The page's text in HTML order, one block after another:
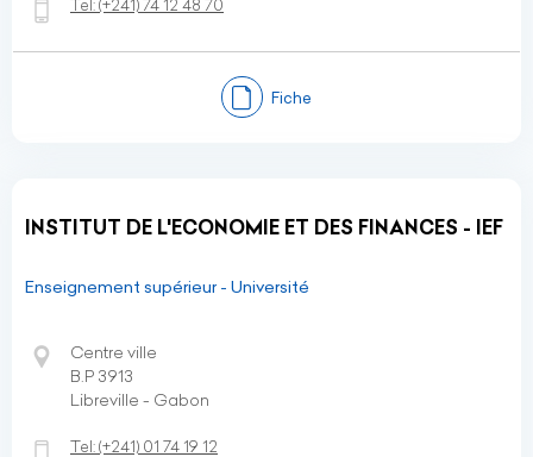
Tel:(+241)74 12 48 70
Fiche
INSTITUT DE L'ECONOMIE ET DES FINANCES - IEF
Enseignement supérieur - Université
Centre ville
B.P 3913
Libreville - Gabon
Tel:(+241) 01 74 19 12